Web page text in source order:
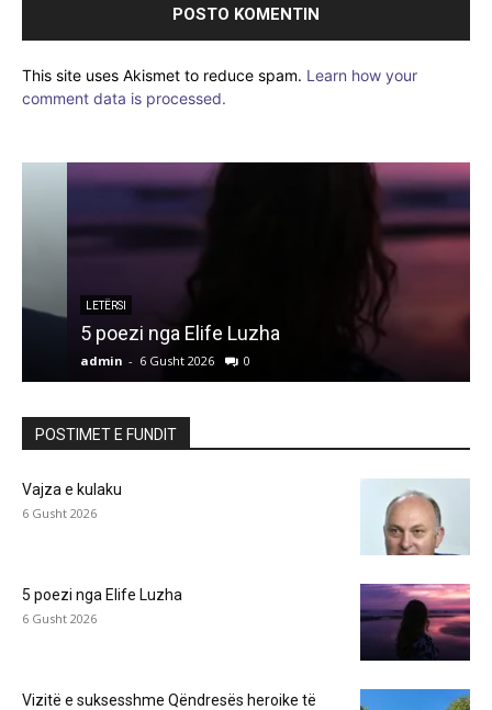
This site uses Akismet to reduce spam. Learn how your
comment data is processed.
5 poezi nga Elife Luzha
- 6 Gusht 2026 0
POSTIMET E FUNDIT
Vajza e kulaku
6 Gusht 2026
5 poezi nga Elife Luzha
6 Gusht 2026
Vizitë e suksesshme Qëndresës heroike të